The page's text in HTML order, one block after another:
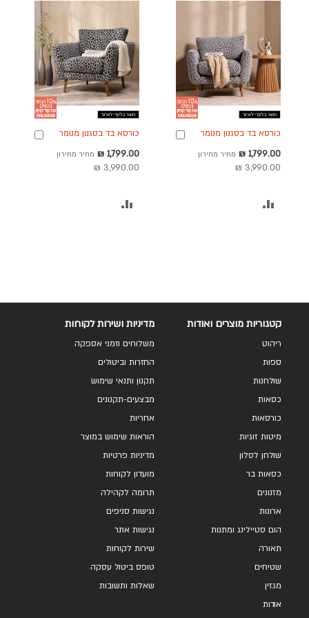
כורסא בד בסגנון מנומר
מחיר
מבצע
1,799.00 ₪ מחיר מחירון
3,990.00 ₪
הוספה
כורסא בד בסגנון מנומר
מחיר
מבצע
1,799.00 ₪ מחיר מחירון
3,990.00 ₪
הוספה
קטגוריות מוצרים ואודות
ריהוט
ספות
שולחנות
כסאות
כורסאות
מיטות זוגיות
שולחן לסלון
כסאות בר
מזנונים
ארונות
הום סטיילינג ומתנות
תאורה
שטיחים
מגזין
אודות
מדיניות ושירות לקוחות
משלוחים וזמני אספקה
החזרות וביטולים
תקנון ותנאי שימוש
מבצעים-תקנונים
אחריות
הוראות שימוש במוצר
מדיניות פרטיות
מועדון לקוחות
תרומה לקהילה
נגישות סניפים
נגישות אתר
שירות לקוחות
טופס ביטול עסקה
שאלות ותשובות